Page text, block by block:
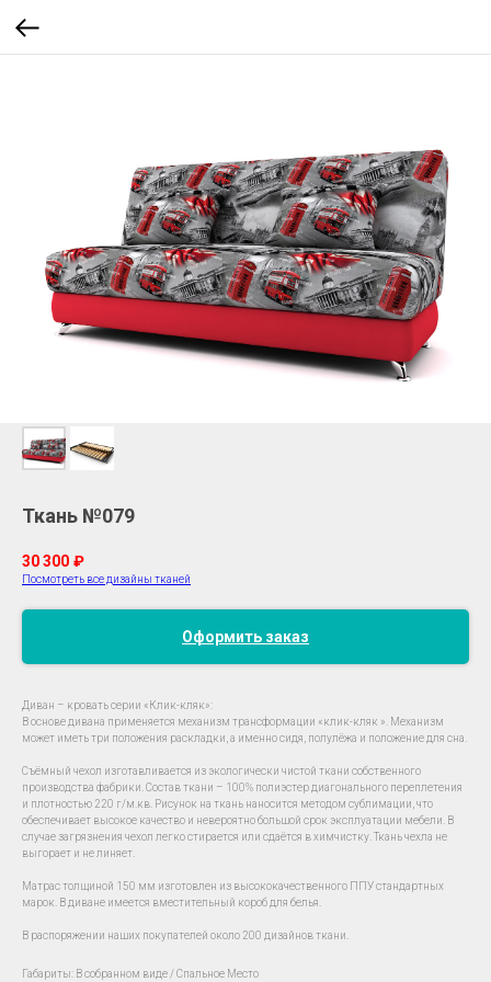
Ткань №079
30 300 ₽
Посмотреть все дизайны тканей
Оформить заказ
Диван – кровать серии «Клик-кляк»:
В основе дивана применяется механизм трансформации «клик-кляк ». Механизм
может иметь три положения раскладки, а именно сидя, полулёжа и положение для сна.
Съёмный чехол изготавливается из экологически чистой ткани собственного
производства фабрики. Состав ткани – 100% полиэстер диагонального переплетения
и плотностью 220 г/м.кв. Рисунок на ткань наносится методом сублимации, что
обеспечивает высокое качество и невероятно большой срок эксплуатации мебели. В
случае загрязнения чехол легко стирается или сдаётся в химчистку. Ткань чехла не
выгорает и не линяет.
Матрас толщиной 150 мм изготовлен из высококачественного ППУ стандартных
марок. В диване имеется вместительный короб для белья.
В распоряжении наших покупателей около 200 дизайнов ткани.
Габариты: В собранном виде / Спальное Место